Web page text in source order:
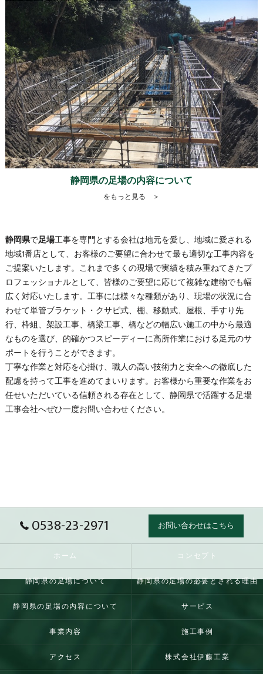
静岡県の足場の内容について
をもっと見る ＞
静岡県で足場工事を専門とする会社は地元を愛し、地域に愛される
地域1番店として、お客様のご要望に合わせて最も適切な工事内容を
ご提案いたします。これまで多くの現場で実績を積み重ねてきたプ
ロフェッショナルとして、皆様のご要望に応じて複雑な建物でも幅
広く対応いたします。工事には様々な種類があり、現場の状況に合
わせて単管ブラケット・クサビ式、棚、移動式、屋根、手すり先
行、枠組、架設工事、橋梁工事、橋などの幅広い施工の中から最適
なものを選び、的確かつスピーディーに高所作業における足元のサ
ポートを行うことができます。
丁寧な作業と対応を心掛け、職人の高い技術力と安全への徹底した
配慮を持って工事を進めてまいります。お客様から重要な作業をお
任せいただいている信頼される存在として、 静岡県で活躍する足場
工事会社へぜひ一度お問い合わせください。
0538-23-2971 お問い合わせはこちら
ホーム コンセプト
静岡県の足場について 静岡県の足場の必要とされる理由
静岡県の足場の内容について サービス
事業内容 施工事例
アクセス 株式会社伊藤工業